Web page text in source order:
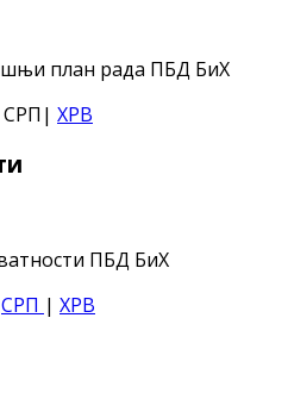
план рада ПБД БиХ
ХРВ
ПБД БиХ
СРП | ХРВ